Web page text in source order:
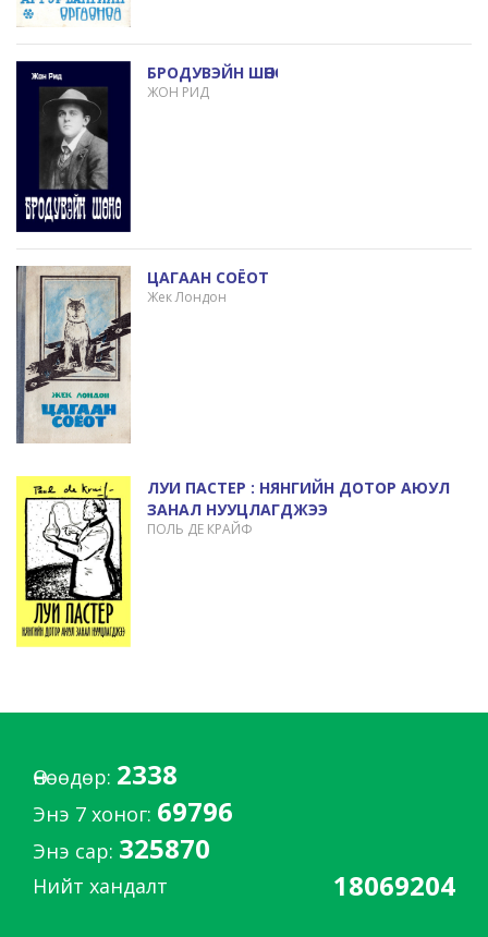
БРОДУВЭЙН ШӨНӨ
ЖОН РИД
ЦАГААН СОЁОТ
Жек Лондон
ЛУИ ПАСТЕР : НЯНГИЙН ДОТОР АЮУЛ
ЗАНАЛ НУУЦЛАГДЖЭЭ
ПОЛЬ ДЕ КРАЙФ
Өнөөдөр: 2338
Энэ 7 хоног: 69796
Энэ сар: 325870
Нийт хандалт 18069204